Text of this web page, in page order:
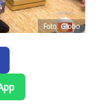
Foto: Globo